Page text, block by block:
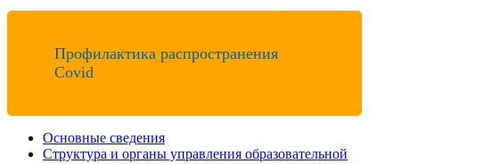
Профилактика распространения
Covid
Основные сведения
Структура и органы управления образовательной